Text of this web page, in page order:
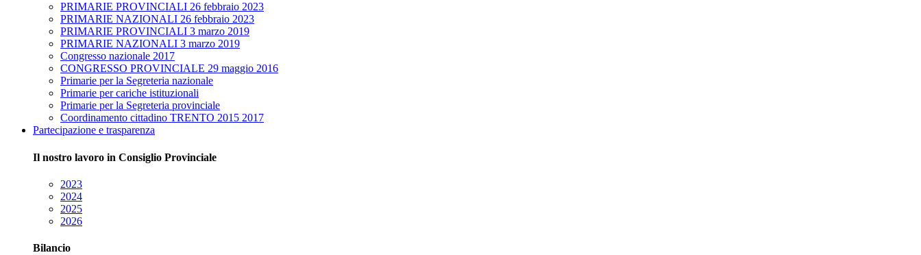
PRIMARIE PROVINCIALI 26 febbraio 2023
PRIMARIE NAZIONALI 26 febbraio 2023
PRIMARIE PROVINCIALI 3 marzo 2019
PRIMARIE NAZIONALI 3 marzo 2019
Congresso nazionale 2017
CONGRESSO PROVINCIALE 29 maggio 2016
Primarie per la Segreteria nazionale
Primarie per cariche istituzionali
Primarie per la Segreteria provinciale
Coordinamento cittadino TRENTO 2015 2017
Partecipazione e trasparenza
Il nostro lavoro in Consiglio Provinciale
2023
2024
2025
2026
Bilancio